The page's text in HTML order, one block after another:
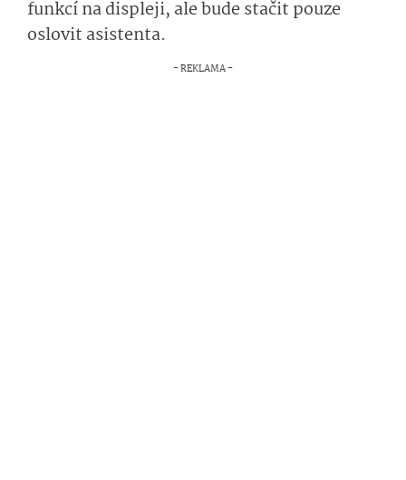
funkcí na displeji, ale bude stačit pouze
oslovit asistenta.